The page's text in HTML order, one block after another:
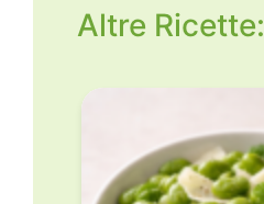
Altre Ricette: